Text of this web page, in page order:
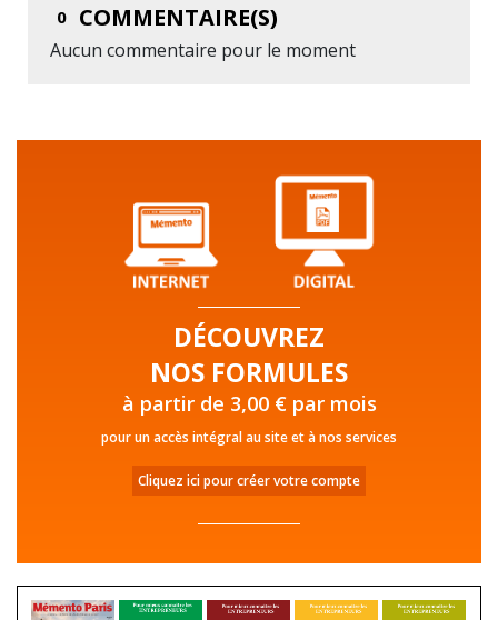
0 COMMENTAIRE(S)
Aucun commentaire pour le moment
DÉCOUVREZ
NOS FORMULES
à partir de 3,00 € par mois
pour un accès intégral au site et à nos services
Cliquez ici pour créer votre compte